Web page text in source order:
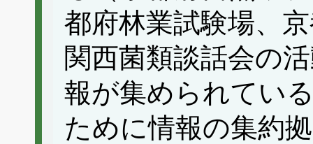
都府林業試験場、
関西菌類談話会の
報が集められてい
ために情報の集約